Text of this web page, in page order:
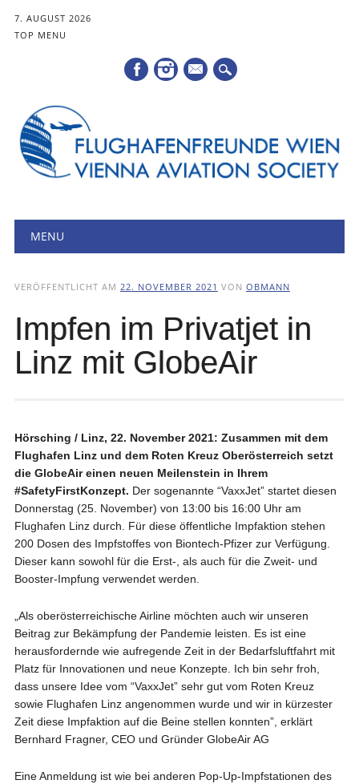
7. AUGUST 2026
TOP MENU
Mail
Hauptmenü
MENU
VERÖFFENTLICHT AM 22. NOVEMBER 2021 VON OBMANN
Impfen im Privatjet in
Linz mit GlobeAir
Hörsching / Linz, 22. November 2021: Zusammen mit dem
Flughafen Linz und dem Roten Kreuz Oberösterreich setzt
die GlobeAir einen neuen Meilenstein in Ihrem
#SafetyFirstKonzept. Der sogenannte “VaxxJet” startet diesen
Donnerstag (25. November) von 13:00 bis 16:00 Uhr am
Flughafen Linz durch. Für diese öffentliche Impfaktion stehen
200 Dosen des Impfstoffes von Biontech-Pfizer zur Verfügung.
Dieser kann sowohl für die Erst-, als auch für die Zweit- und
Booster-Impfung verwendet werden.
„Als oberösterreichische Airline möchten auch wir unseren
Beitrag zur Bekämpfung der Pandemie leisten. Es ist eine
herausfordernde wie aufregende Zeit in der Bedarfsluftfahrt mit
Platz für Innovationen und neue Konzepte. Ich bin sehr froh,
dass unsere Idee vom “VaxxJet” sehr gut vom Roten Kreuz
sowie Flughafen Linz angenommen wurde und wir in kürzester
Zeit diese Impfaktion auf die Beine stellen konnten”, erklärt
Bernhard Fragner, CEO und Gründer GlobeAir AG
Eine Anmeldung ist wie bei anderen Pop-Up-Impfstationen des